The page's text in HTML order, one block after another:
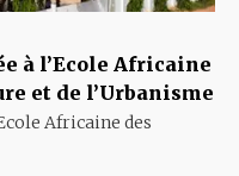
à l’Ecole Africaine
et de l’Urbanisme
Africaine des